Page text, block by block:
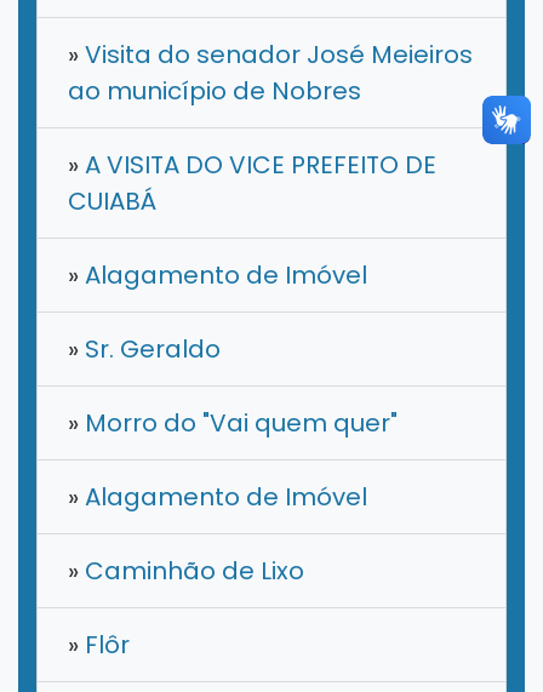
»Visita do senador José Meieiros
ao município de Nobres
»A VISITA DO VICE PREFEITO DE
CUIABÁ
»Alagamento de Imóvel
» ​Sr. Geraldo
» Morro do "Vai quem quer"
»Alagamento de Imóvel
» Caminhão de Lixo
» Flôr